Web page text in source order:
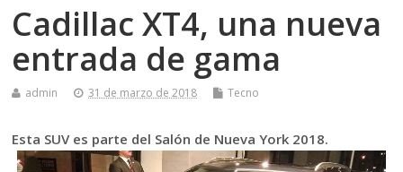
Cadillac XT4, una nueva
entrada de gama
admin 31 de marzo de 2018 Tecno
Esta SUV es parte del Salón de Nueva York 2018.